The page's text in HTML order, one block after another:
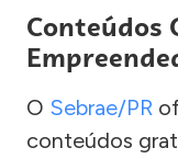
Conteúdos
O Sebrae/PR
conteúdos